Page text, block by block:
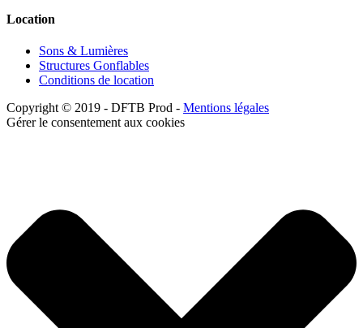
Location
Sons & Lumières
Structures Gonflables
Conditions de location
Copyright © 2019 - DFTB Prod - Mentions légales
Gérer le consentement aux cookies